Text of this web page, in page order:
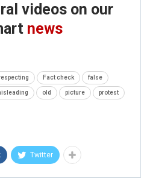
videos on our
news
Fact check false
old picture protest
Twitter